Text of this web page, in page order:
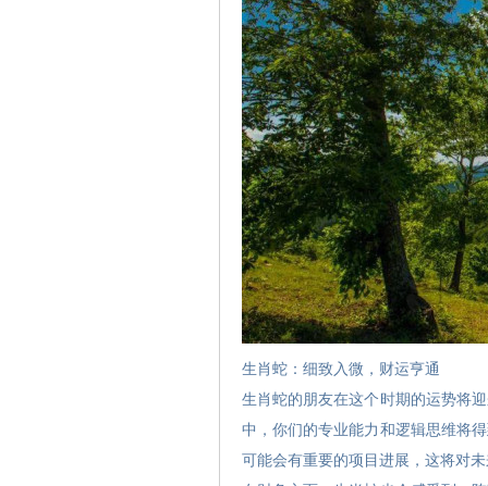
生肖蛇：细致入微，财运亨通
生肖蛇的朋友在这个时期的运势将
中，你们的专业能力和逻辑思维将
可能会有重要的项目进展，这将对